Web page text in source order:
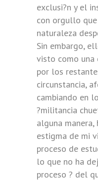
exclusi?n y el
con orgullo
naturaleza
Sin embargo,
visto como una
por los
circunstancia,
cambiando en
?militancia
alguna
estigma de mi
proceso de
lo que no ha
proceso ? del